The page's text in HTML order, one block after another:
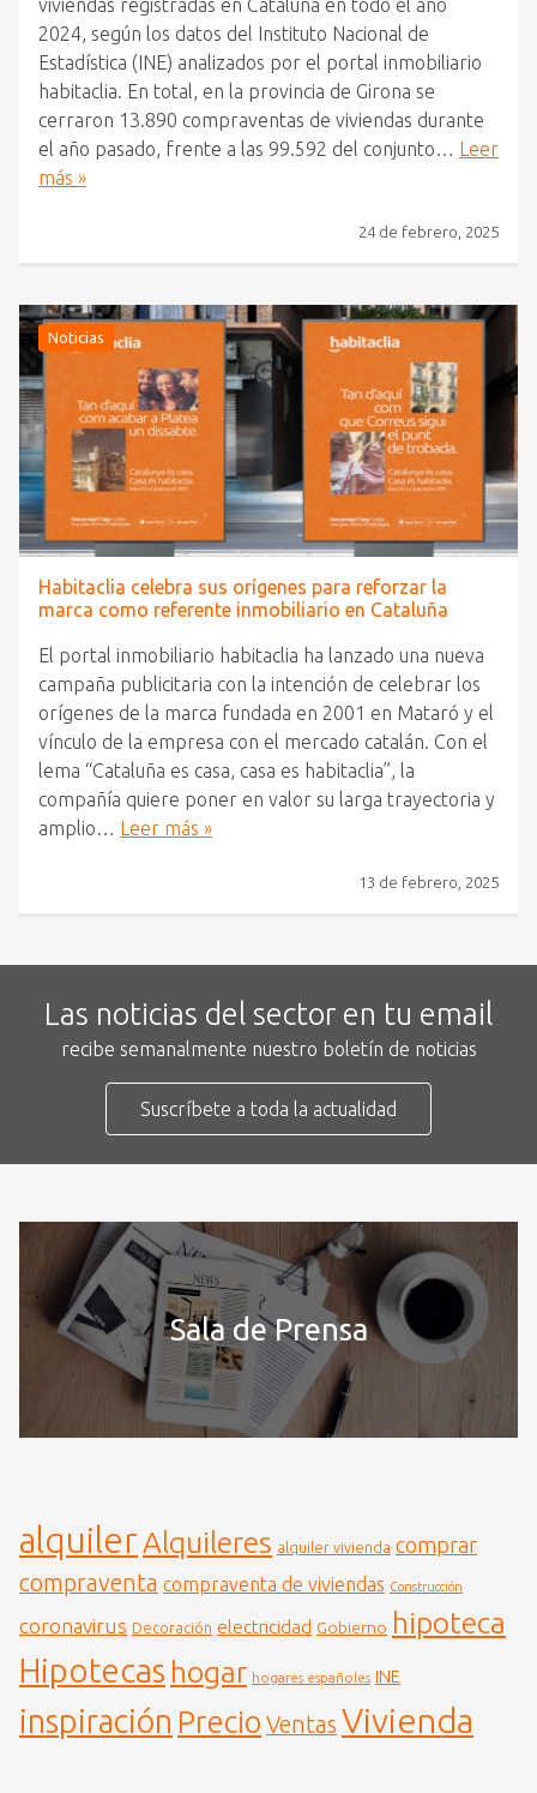
viviendas registradas en Cataluña en todo el año
2024, según los datos del Instituto Nacional de
Estadística (INE) analizados por el portal inmobiliario
habitaclia. En total, en la provincia de Girona se
cerraron 13.890 compraventas de viviendas durante
el año pasado, frente a las 99.592 del conjunto… Leer
más »
24 de febrero, 2025
Noticias
Habitaclia celebra sus orígenes para reforzar la
marca como referente inmobiliario en Cataluña
El portal inmobiliario habitaclia ha lanzado una nueva
campaña publicitaria con la intención de celebrar los
orígenes de la marca fundada en 2001 en Mataró y el
vínculo de la empresa con el mercado catalán. Con el
lema “Cataluña es casa, casa es habitaclia”, la
compañía quiere poner en valor su larga trayectoria y
amplio… Leer más »
13 de febrero, 2025
Las noticias del sector en tu email
recibe semanalmente nuestro boletín de noticias
Suscríbete a toda la actualidad
Sala de Prensa
alquilerAlquileres alquiler vivienda comprar
compraventa compraventa de viviendas Construcción
coronavirus Decoración electricidad Gobierno hipoteca
Hipotecas hogar hogares españoles INE
inspiración Precio Ventas Vivienda